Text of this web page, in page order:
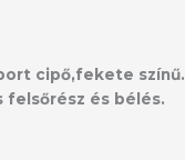
cipő,fekete színű.
felsőrész és bélés.